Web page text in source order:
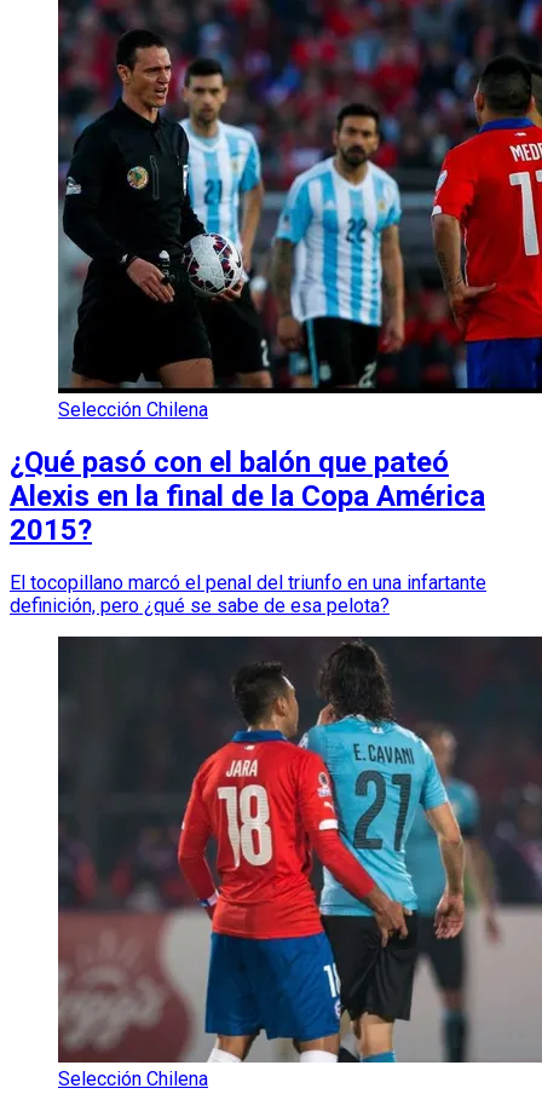
Selección Chilena
¿Qué pasó con el balón que pateó
Alexis en la final de la Copa América
2015?
El tocopillano marcó el penal del triunfo en una infartante
definición, pero ¿qué se sabe de esa pelota?
Selección Chilena